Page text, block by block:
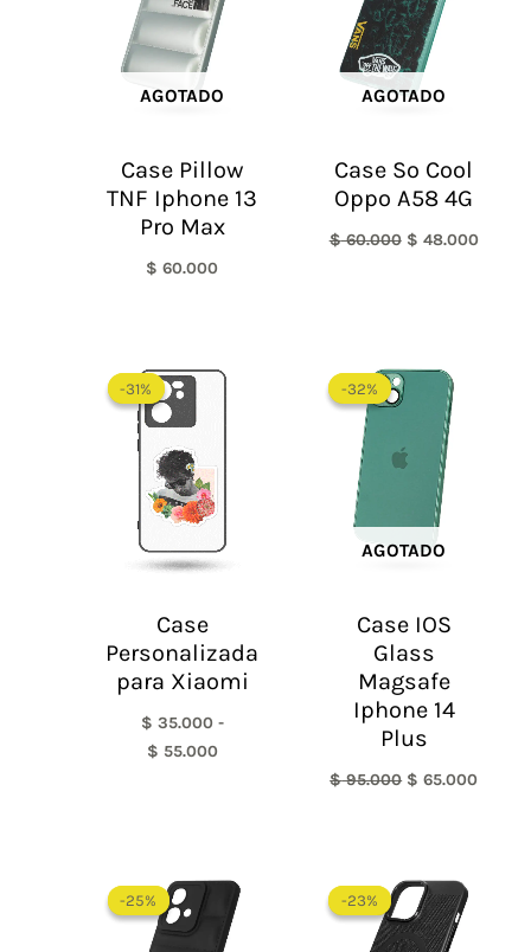
AGOTADO
Case Pillow
TNF Iphone 13
Pro Max
$ 60.000
AGOTADO
Case So Cool
Oppo A58 4G
$60.000 $ 48.000
-31%
-31%
Case
Personalizada
para Xiaomi
$ 35.000 -
$ 55.000
de
hasta
-32%
AGOTADO
-32%
Case IOS
Glass
Magsafe
Iphone 14
Plus
$95.000
precio
original
$ 95.000.
$ 65.000
-25%
-25%
precio
original
era:
-23%
-23%
precio
original
era: